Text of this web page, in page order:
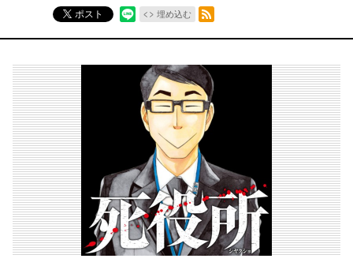
ポスト 埋め込む
RSSフィード